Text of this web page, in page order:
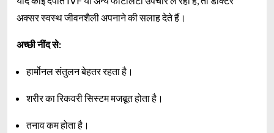
अक्सर स्वस्थ जीवनशैली अपनाने की सलाह देते हैं।
अच्छी नींद से:
हार्मोनल संतुलन बेहतर रहता है।
शरीर का रिकवरी सिस्टम मजबूत होता है।
तनाव कम होता है।